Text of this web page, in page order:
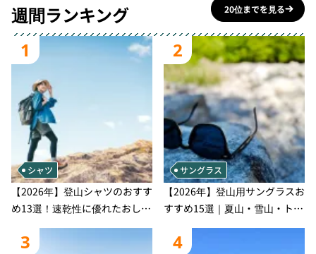
週間ランキング 20位までを見る
1
シャツ
【2026年】登山シャツのおすす
め13選！速乾性に優れたおしゃ
れなモデルを徹底紹介！
2
サングラス
【2026年】登山用サングラスお
すすめ15選｜夏山・雪山・トレ
ラン別、シーンで選ぶ失敗しな
い一本
3 4